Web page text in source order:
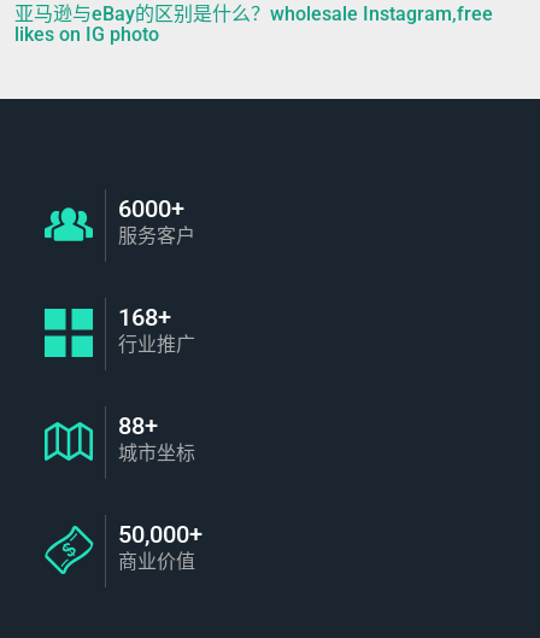
亚马逊与eBay的区别是什么？wholesale Instagram,free
likes on IG photo
6000+
服务客户
168+
行业推广
88+
城市坐标
50,000+
商业价值